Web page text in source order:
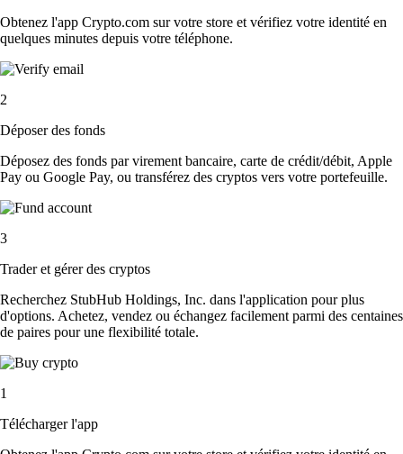
Obtenez l'app Crypto.com sur votre store et vérifiez votre identité en
quelques minutes depuis votre téléphone.
2
Déposer des fonds
Déposez des fonds par virement bancaire, carte de crédit/débit, Apple
Pay ou Google Pay, ou transférez des cryptos vers votre portefeuille.
3
Trader et gérer des cryptos
Recherchez StubHub Holdings, Inc. dans l'application pour plus
d'options. Achetez, vendez ou échangez facilement parmi des centaines
de paires pour une flexibilité totale.
1
Télécharger l'app